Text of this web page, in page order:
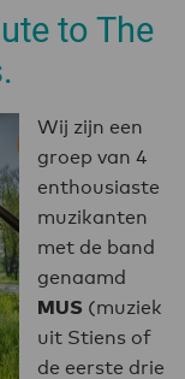
to The
Wij zijn een
groep van 4
enthousiaste
muzikanten
met de band
genaamd
MUS (muziek
uit Stiens of
de eerste drie